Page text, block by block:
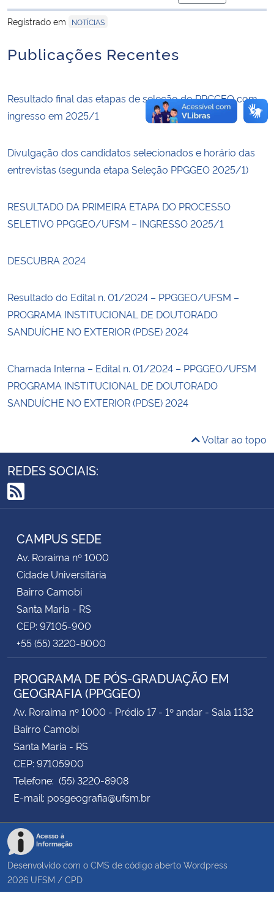
Planalto
para área de
Registrado em
NOTÍCIAS
Publicações Recentes
Resultado final das etapas de seleção do PPGGEO com
ingresso em 2025/1
Divulgação dos candidatos selecionados e horário das
entrevistas (segunda etapa Seleção PPGGEO 2025/1)
RESULTADO DA PRIMEIRA ETAPA DO PROCESSO
SELETIVO PPGGEO/UFSM – INGRESSO 2025/1
DESCUBRA 2024
Resultado do Edital n. 01/2024 – PPGGEO/UFSM –
PROGRAMA INSTITUCIONAL DE DOUTORADO
SANDUÍCHE NO EXTERIOR (PDSE) 2024
Chamada Interna – Edital n. 01/2024 – PPGGEO/UFSM
PROGRAMA INSTITUCIONAL DE DOUTORADO
SANDUÍCHE NO EXTERIOR (PDSE) 2024
Voltar ao topo
REDES SOCIAIS:
RSS
CAMPUS SEDE
Av. Roraima nº 1000
Cidade Universitária
Bairro Camobi
Santa Maria - RS
CEP: 97105-900
+55 (55) 3220-8000
PROGRAMA DE PÓS-GRADUAÇÃO EM
GEOGRAFIA (PPGGEO)
Av. Roraima nº 1000 - Prédio 17 - 1º andar - Sala 1132
Bairro Camobi
Santa Maria - RS
CEP: 97105900
Telefone: (55) 3220-8908
E-mail: posgeografia@ufsm.br
Acesso à
Informação
Desenvolvido com o CMS de código aberto Wordpress
2026 UFSM / CPD